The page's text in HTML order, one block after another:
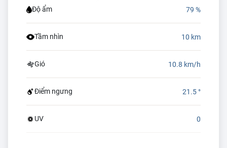
Độ ẩm 79 %
Tầm nhìn 10 km
Gió 10.8 km/h
Điểm ngưng 21.5 °
UV 0